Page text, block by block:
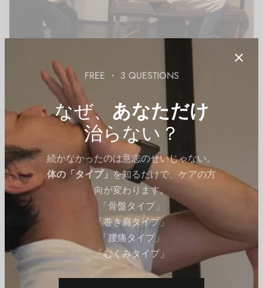
FREE ・ 3 QUESTIONS
なぜ、 あなただけ
治らない？
続かなかったのは意志のせいじゃない。
体の「タイプ」を知るだけで、ケアの方
向が変わります。
「骨盤タイプ」
「巻き肩タイプ」
「腰痛タイプ」
「むくみタイプ」
05-背中 ブレスコアストレッチ
05-03.肩と背中のストレッチ
By QITANOon2024年7月3日